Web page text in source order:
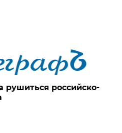
рушиться российско-